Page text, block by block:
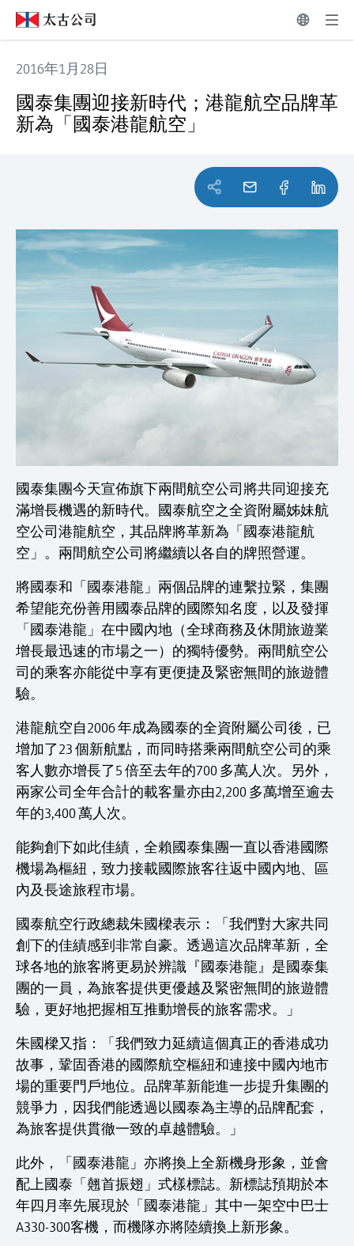
2016年1月28日
國泰集團迎接新時代；港龍航空品牌革
新為「國泰港龍航空」
國泰集團今天宣佈旗下兩間航空公司將共同迎接充
滿增長機遇的新時代。國泰航空之全資附屬姊妹航
空公司港龍航空，其品牌將革新為「國泰港龍航
空」。兩間航空公司將繼續以各自的牌照營運。
將國泰和「國泰港龍」兩個品牌的連繫拉緊，集團
希望能充份善用國泰品牌的國際知名度，以及發揮
「國泰港龍」在中國內地（全球商務及休閒旅遊業
增長最迅速的市場之一）的獨特優勢。兩間航空公
司的乘客亦能從中享有更便捷及緊密無間的旅遊體
驗。
港龍航空自2006 年成為國泰的全資附屬公司後，已
增加了23 個新航點，而同時搭乘兩間航空公司的乘
客人數亦增長了5 倍至去年的700 多萬人次。另外，
兩家公司全年合計的載客量亦由2,200 多萬增至逾去
年的3,400 萬人次。
能夠創下如此佳績，全賴國泰集團一直以香港國際
機場為樞紐，致力接載國際旅客往返中國內地、區
內及長途旅程市場。
國泰航空行政總裁朱國樑表示：「我們對大家共同
創下的佳績感到非常自豪。透過這次品牌革新，全
球各地的旅客將更易於辨識『國泰港龍』是國泰集
團的一員，為旅客提供更優越及緊密無間的旅遊體
驗，更好地把握相互推動增長的旅客需求。」
朱國樑又指：「我們致力延續這個真正的香港成功
故事，鞏固香港的國際航空樞紐和連接中國內地市
場的重要門戶地位。品牌革新能進一步提升集團的
競爭力，因我們能透過以國泰為主導的品牌配套，
為旅客提供貫徹一致的卓越體驗。」
此外，「國泰港龍」亦將換上全新機身形象，並會
配上國泰「翹首振翅」式樣標誌。新標誌預期於本
年四月率先展現於「國泰港龍」其中一架空中巴士
A330-300客機，而機隊亦將陸續換上新形象。